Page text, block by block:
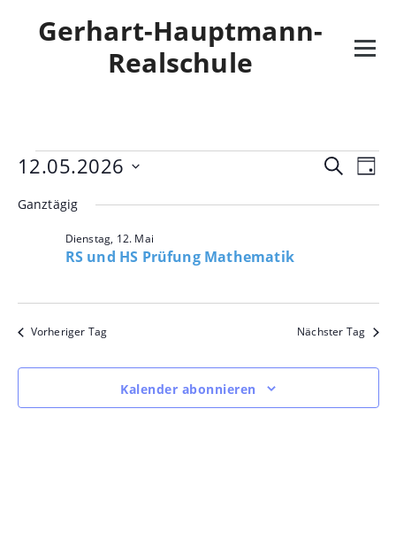
contentGerhart-Hauptmann-
Realschule
Veranstaltungen
für
Dienstag,
Mai
Such-
SucheTag
12.05.2026
wählen.
Ganztägig
RS und HS Prüfung Mathematik
Dienstag, 12. Mai
Vorheriger Tag Nächster Tag
Kalender abonnieren